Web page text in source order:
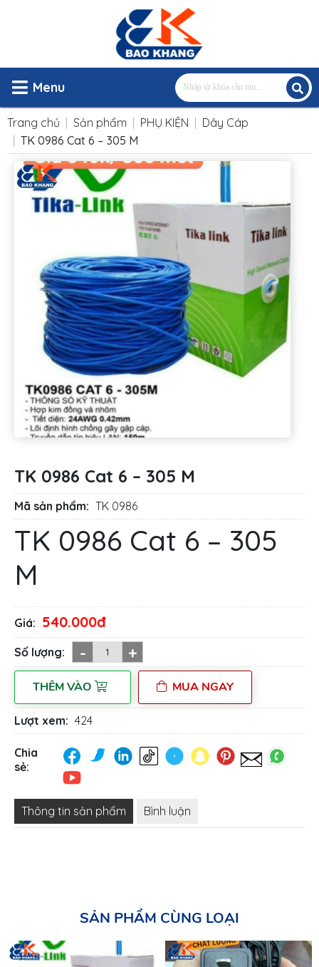
Menu
Trang chủ Sản phẩm PHỤ KIỆN
Dây Cáp
TK 0986 Cat 6 – 305 M
TK 0986 Cat 6 – 305 M
Mã sản phẩm: TK 0986
TK 0986 Cat 6 – 305
M
Giá: 540.000đ
Số lượng: - +
THÊM VÀO MUA NGAY
Lượt xem: 424
Chia
sẻ:
Thông tin sản phẩm Bình luận
SẢN PHẨM CÙNG LOẠI